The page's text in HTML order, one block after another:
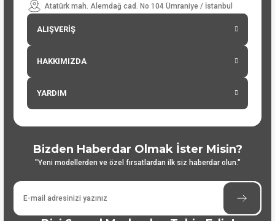
Atatürk mah. Alemdağ cad. No 104 Ümraniye / İstanbul
ALIŞVERİŞ
HAKKIMIZDA
YARDIM
Bizden Haberdar Olmak İster Misin?
"Yeni modellerden ve özel fırsatlardan ilk siz haberdar olun."